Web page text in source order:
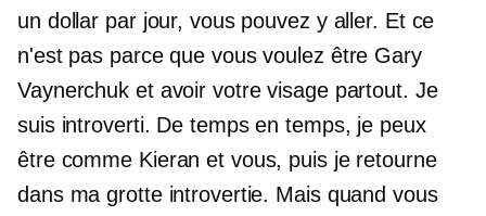
un dollar par jour, vous pouvez y aller. Et ce
n'est pas parce que vous voulez être Gary
Vaynerchuk et avoir votre visage partout. Je
suis introverti. De temps en temps, je peux
être comme Kieran et vous, puis je retourne
dans ma grotte introvertie. Mais quand vous